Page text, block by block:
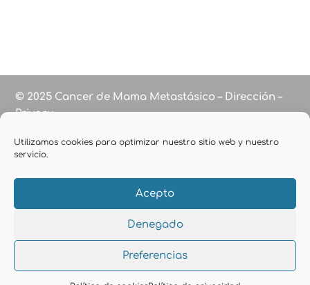
Utilizamos cookies para optimizar nuestro sitio web y nuestro
servicio.
Acepto
Denegado
Preferencias
© 2025 Cancer de Mama Metastásico – Dirección –
Privacy